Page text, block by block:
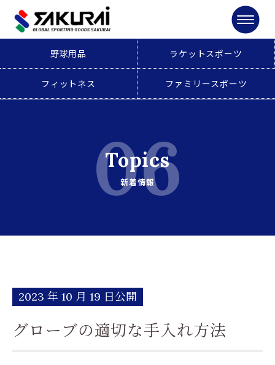
野球用品 ラケットスポーツ
フィットネス ファミリースポーツ
06
Topics
新着情報
2023 年 10 月 19 日公開
グローブの適切な手入れ方法